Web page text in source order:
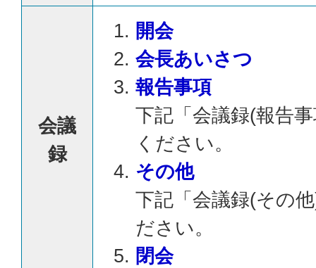
会議
録
開会
会長あいさつ
報告事項
下記「会議録(報告
ください。
その他
下記「会議録(その
ださい。
閉会